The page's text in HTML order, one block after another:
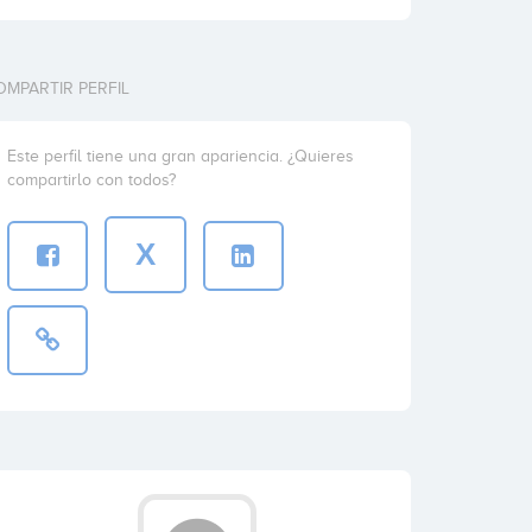
PERFIL
Este perfil tiene una gran apariencia. ¿Quieres
compartirlo con todos?
X